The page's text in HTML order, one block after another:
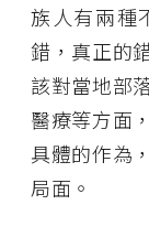
族人有兩種
錯，真正的
該對當地部
醫療等方面
具體的作為
局面。